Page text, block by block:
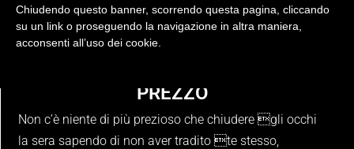
PREZZO
Non c’è niente di più prezioso che chiudere gli occhi
la sera sapendo di non aver tradito te stesso,
Chiudendo questo banner, scorrendo questa pagina, cliccando
su un link o proseguendo la navigazione in altra maniera,
acconsenti all’uso dei cookie.